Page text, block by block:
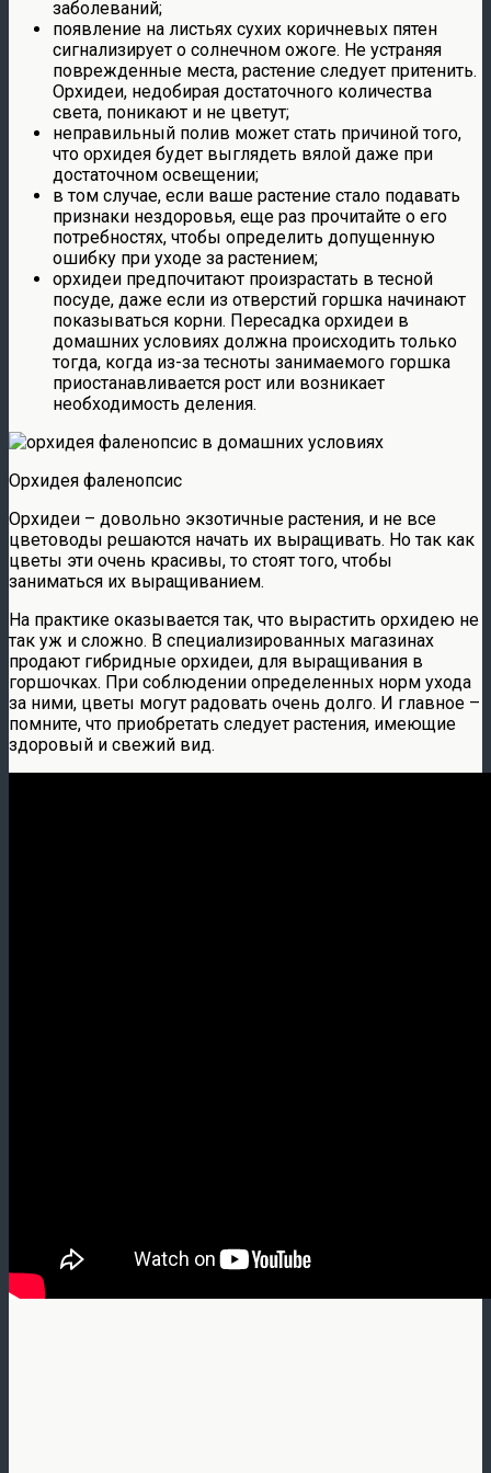
заболеваний;
появление на листьях сухих коричневых пятен
сигнализирует о солнечном ожоге. Не устраняя
поврежденные места, растение следует притенить.
Орхидеи, недобирая достаточного количества
света, поникают и не цветут;
неправильный полив может стать причиной того,
что орхидея будет выглядеть вялой даже при
достаточном освещении;
в том случае, если ваше растение стало подавать
признаки нездоровья, еще раз прочитайте о его
потребностях, чтобы определить допущенную
ошибку при уходе за растением;
орхидеи предпочитают произрастать в тесной
посуде, даже если из отверстий горшка начинают
показываться корни. Пересадка орхидеи в
домашних условиях должна происходить только
тогда, когда из-за тесноты занимаемого горшка
приостанавливается рост или возникает
необходимость деления.
Орхидея фаленопсис
Орхидеи – довольно экзотичные растения, и не все
цветоводы решаются начать их выращивать. Но так как
цветы эти очень красивы, то стоят того, чтобы
заниматься их выращиванием.
На практике оказывается так, что вырастить орхидею не
так уж и сложно. В специализированных магазинах
продают гибридные орхидеи, для выращивания в
горшочках. При соблюдении определенных норм ухода
за ними, цветы могут радовать очень долго. И главное –
помните, что приобретать следует растения, имеющие
здоровый и свежий вид.